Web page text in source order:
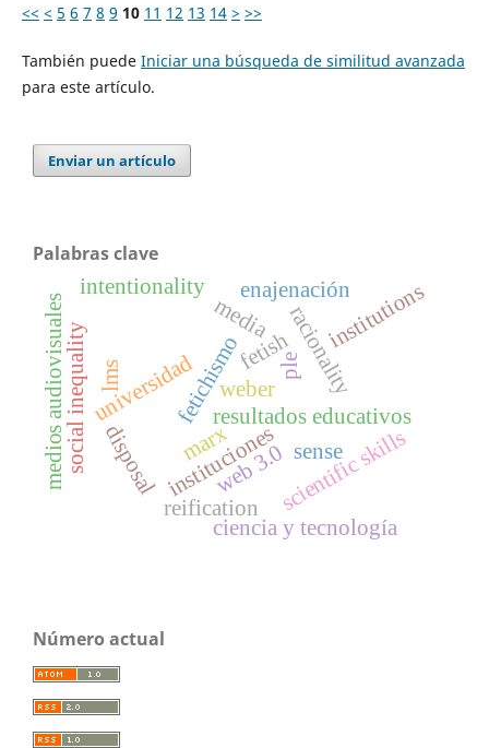
<< < 5 6 7 8 9 10 11 12 13 14 > >>
También puede Iniciar una búsqueda de similitud avanzada
para este artículo.
Enviar un artículo
Palabras clave
universidadfetichismoresultados educativos
social inequality racionality
weber
institutions
instituciones
fetish
disposal
reification
enajenación
marx
media
medios audiovisuales scientific skills
ciencia y tecnología
ple
lms
web 3.0
intentionality
sense
Número actual